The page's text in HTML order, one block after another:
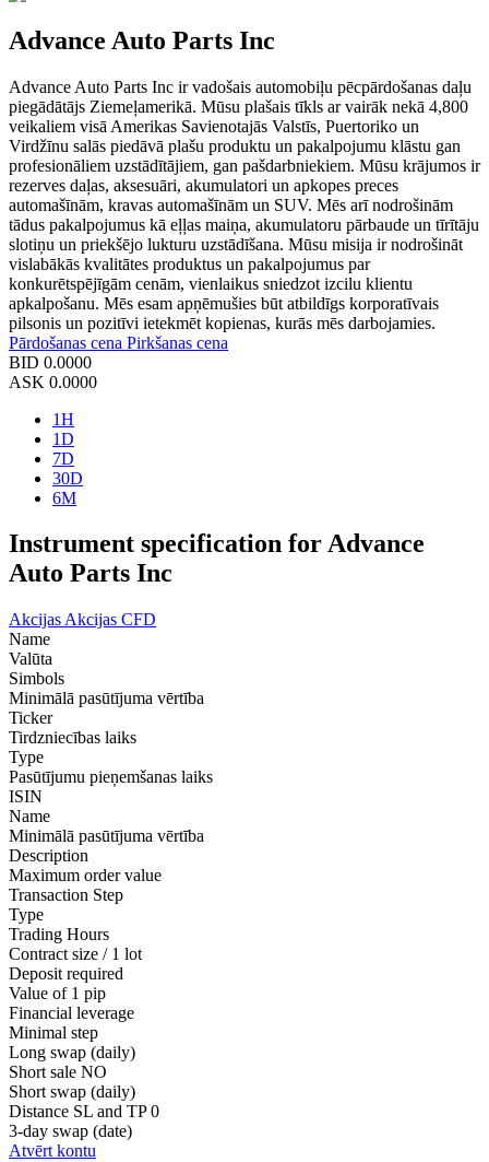
Advance Auto Parts Inc
Advance Auto Parts Inc ir vadošais automobiļu pēcpārdošanas daļu
piegādātājs Ziemeļamerikā. Mūsu plašais tīkls ar vairāk nekā 4,800
veikaliem visā Amerikas Savienotajās Valstīs, Puertoriko un
Virdžīnu salās piedāvā plašu produktu un pakalpojumu klāstu gan
profesionāliem uzstādītājiem, gan pašdarbniekiem. Mūsu krājumos ir
rezerves daļas, aksesuāri, akumulatori un apkopes preces
automašīnām, kravas automašīnām un SUV. Mēs arī nodrošinām
tādus pakalpojumus kā eļļas maiņa, akumulatoru pārbaude un tīrītāju
slotiņu un priekšējo lukturu uzstādīšana. Mūsu misija ir nodrošināt
vislabākās kvalitātes produktus un pakalpojumus par
konkurētspējīgām cenām, vienlaikus sniedzot izcilu klientu
apkalpošanu. Mēs esam apņēmušies būt atbildīgs korporatīvais
pilsonis un pozitīvi ietekmēt kopienas, kurās mēs darbojamies.
Pārdošanas cena Pirkšanas cena
BID 0.0000
ASK 0.0000
1H
1D
7D
30D
6M
Instrument specification for Advance
Auto Parts Inc
Akcijas Akcijas CFD
Name
Valūta
Simbols
Minimālā pasūtījuma vērtība
Ticker
Tirdzniecības laiks
Type
Pasūtījumu pieņemšanas laiks
ISIN
Name
Minimālā pasūtījuma vērtība
Description
Maximum order value
Transaction Step
Type
Trading Hours
Contract size / 1 lot
Deposit required
Value of 1 pip
Financial leverage
Minimal step
Long swap (daily)
Short sale NO
Short swap (daily)
Distance SL and TP 0
3-day swap (date)
Atvērt kontu